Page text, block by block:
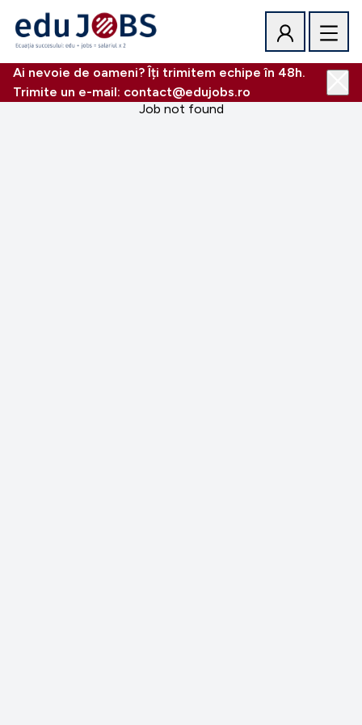
Ai nevoie de oameni? Îți trimitem echipe în 48h.
Trimite un e-mail: contact@edujobs.ro
Job not found